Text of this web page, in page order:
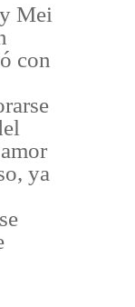
Mei
con
ya